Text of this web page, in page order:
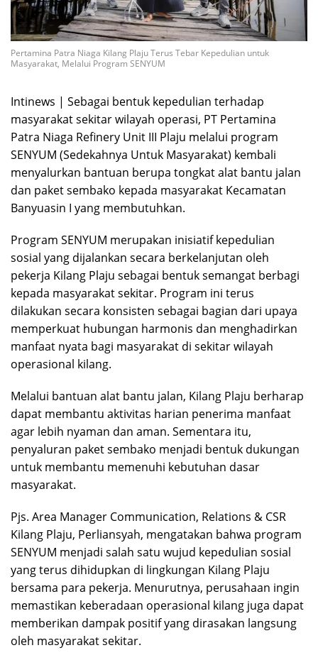
Pertamina Patra Niaga Kilang Plaju Terus Tebar Kepedulian untuk
Masyarakat, Melalui Program SENYUM
Intinews | Sebagai bentuk kepedulian terhadap
masyarakat sekitar wilayah operasi, PT Pertamina
Patra Niaga Refinery Unit III Plaju melalui program
SENYUM (Sedekahnya Untuk Masyarakat) kembali
menyalurkan bantuan berupa tongkat alat bantu jalan
dan paket sembako kepada masyarakat Kecamatan
Banyuasin I yang membutuhkan.
Program SENYUM merupakan inisiatif kepedulian
sosial yang dijalankan secara berkelanjutan oleh
pekerja Kilang Plaju sebagai bentuk semangat berbagi
kepada masyarakat sekitar. Program ini terus
dilakukan secara konsisten sebagai bagian dari upaya
memperkuat hubungan harmonis dan menghadirkan
manfaat nyata bagi masyarakat di sekitar wilayah
operasional kilang.
Melalui bantuan alat bantu jalan, Kilang Plaju berharap
dapat membantu aktivitas harian penerima manfaat
agar lebih nyaman dan aman. Sementara itu,
penyaluran paket sembako menjadi bentuk dukungan
untuk membantu memenuhi kebutuhan dasar
masyarakat.
Pjs. Area Manager Communication, Relations & CSR
Kilang Plaju, Perliansyah, mengatakan bahwa program
SENYUM menjadi salah satu wujud kepedulian sosial
yang terus dihidupkan di lingkungan Kilang Plaju
bersama para pekerja. Menurutnya, perusahaan ingin
memastikan keberadaan operasional kilang juga dapat
memberikan dampak positif yang dirasakan langsung
oleh masyarakat sekitar.